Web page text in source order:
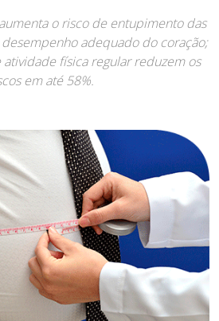
o risco de entupimento das
adequado do coração;
física regular reduzem os
em até 58%.